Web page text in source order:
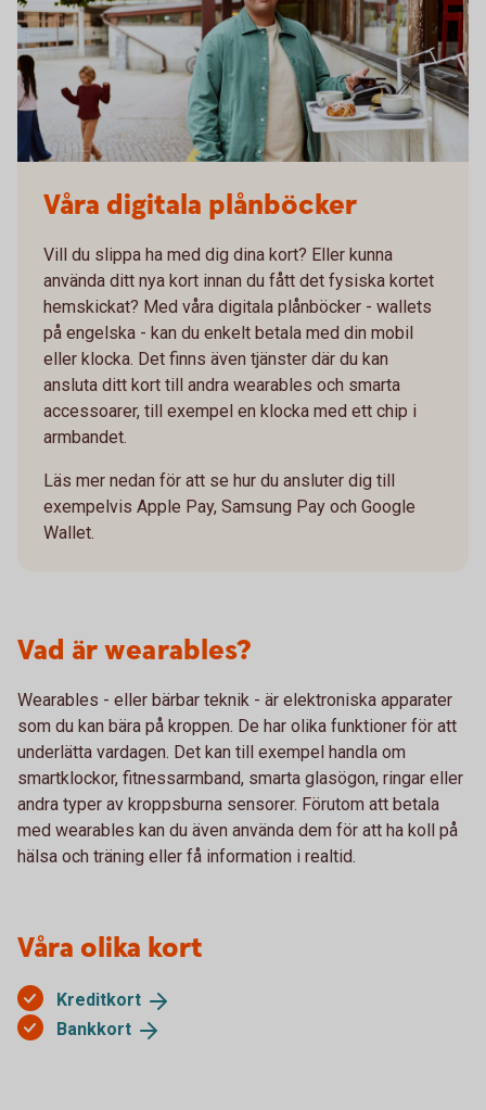
Våra digitala plånböcker
Vill du slippa ha med dig dina kort? Eller kunna
använda ditt nya kort innan du fått det fysiska kortet
hemskickat? Med våra digitala plånböcker - wallets
på engelska - kan du enkelt betala med din mobil
eller klocka. Det finns även tjänster där du kan
ansluta ditt kort till andra wearables och smarta
accessoarer, till exempel en klocka med ett chip i
armbandet.
Läs mer nedan för att se hur du ansluter dig till
exempelvis Apple Pay, Samsung Pay och Google
Wallet.
Vad är wearables?
Wearables - eller bärbar teknik - är elektroniska apparater
som du kan bära på kroppen. De har olika funktioner för att
underlätta vardagen. Det kan till exempel handla om
smartklockor, fitnessarmband, smarta glasögon, ringar eller
andra typer av kroppsburna sensorer. Förutom att betala
med wearables kan du även använda dem för att ha koll på
hälsa och träning eller få information i realtid.
Våra olika kort
Kreditkort
Bankkort